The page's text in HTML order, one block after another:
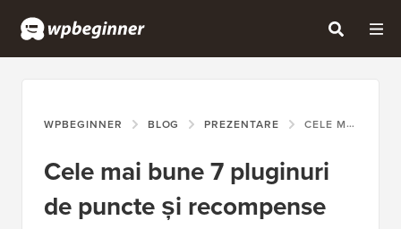
WPBEGINNER BLOG PREZENTARE CELE MAI BUNE 7 PLUGINURI DE PUNCTE ȘI RECOMPENSE PENTRU WOOCOMMERCE
Cele mai bune 7 pluginuri
de puncte și recompense